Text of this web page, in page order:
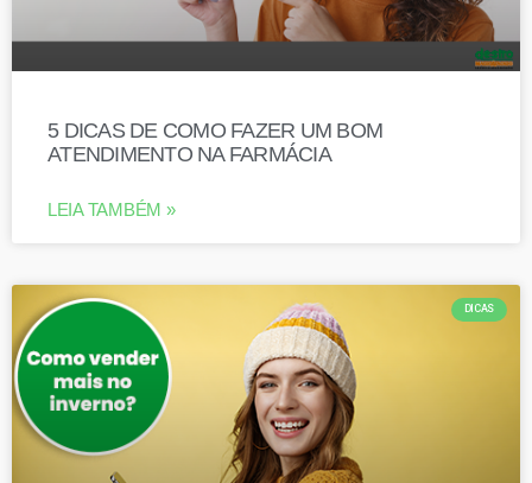
5 DICAS DE COMO FAZER UM BOM
ATENDIMENTO NA FARMÁCIA
LEIA TAMBÉM »
DICAS